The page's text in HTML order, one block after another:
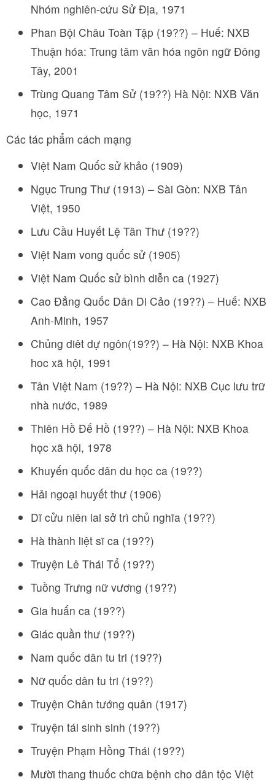
Nhóm nghiên-cứu Sử Địa, 1971
Phan Bội Châu Toàn Tập (19??) – Huế: NXB
Thuận hóa: Trung tâm văn hóa ngôn ngữ Đông
Tây, 2001
Trùng Quang Tâm Sử (19??) Hà Nội: NXB Văn
học, 1971
Các tác phẩm cách mạng
Việt Nam Quốc sử khảo (1909)
Ngục Trung Thư (1913) – Sài Gòn: NXB Tân
Việt, 1950
Lưu Cầu Huyết Lệ Tân Thư (19??)
Việt Nam vong quốc sử (1905)
Việt Nam Quốc sử bình diễn ca (1927)
Cao Đẳng Quốc Dân Di Cảo (19??) – Huế: NXB
Anh-Minh, 1957
Chủng diêt dự ngôn(19??) – Hà Nội: NXB Khoa
hoc xã hội, 1991
Tân Việt Nam (19??) – Hà Nội: NXB Cục lưu trữ
nhà nước, 1989
Thiên Hồ Đế Hồ (19??) – Hà Nội: NXB Khoa
học xã hội, 1978
Khuyến quốc dân du học ca (19??)
Hải ngoại huyết thư (1906)
Dĩ cửu niên lai sở trì chủ nghĩa (19??)
Hà thành liệt sĩ ca (19??)
Truyện Lê Thái Tổ (19??)
Tuồng Trưng nữ vương (19??)
Gia huấn ca (19??)
Giác quần thư (19??)
Nam quốc dân tu tri (19??)
Nữ quốc dân tu tri (19??)
Truyện Chân tướng quân (1917)
Truyện tái sinh sinh (19??)
Truyện Phạm Hồng Thái (19??)
Mười thang thuốc chữa bệnh cho dân tộc Việt